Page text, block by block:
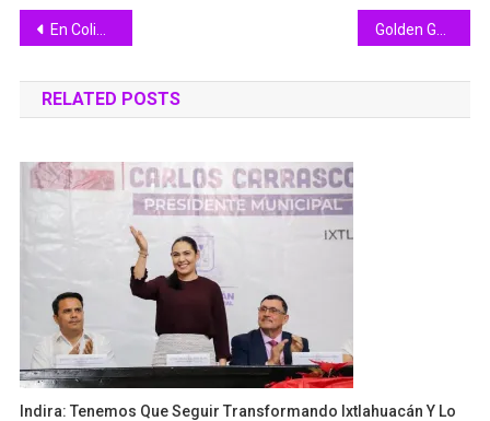
Navegación
de
entradas
En Colima, el Covid-19 sigue a la baja: hubo 146 confirmados y una defunción
RELATED POSTS
Indira: Tenemos Que Seguir Transformando Ixtlahuacán Y Lo